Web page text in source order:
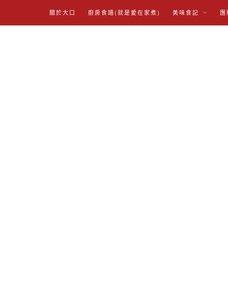
關於大口 廚房食譜(就是愛在家煮) 美味食記